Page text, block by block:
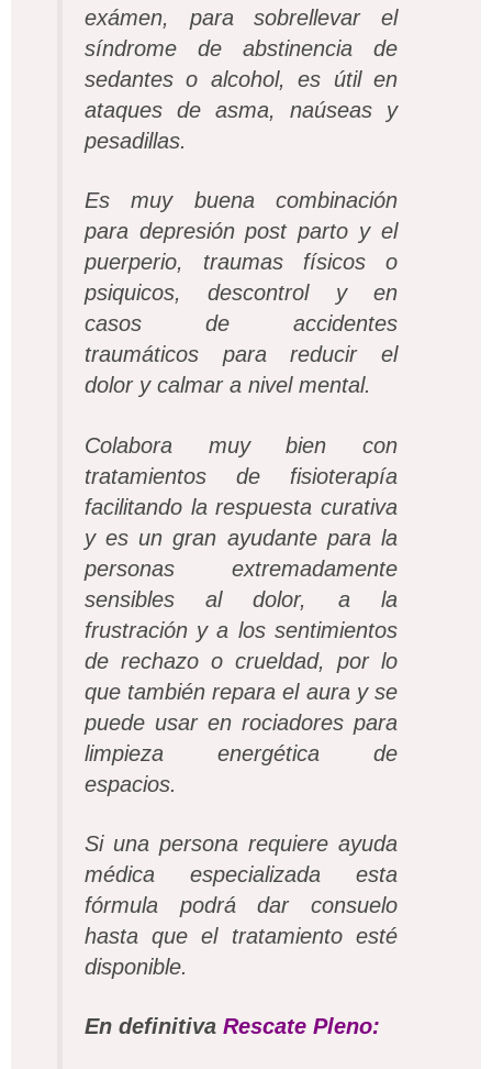
exámen, para sobrellevar el
síndrome de abstinencia de
sedantes o alcohol, es útil en
ataques de asma, naúseas y
pesadillas.
Es muy buena combinación
para depresión post parto y el
puerperio, traumas físicos o
psiquicos, descontrol y en
casos de accidentes
traumáticos para reducir el
dolor y calmar a nivel mental.
Colabora muy bien con
tratamientos de fisioterapía
facilitando la respuesta curativa
y es un gran ayudante para la
personas extremadamente
sensibles al dolor, a la
frustración y a los sentimientos
de rechazo o crueldad, por lo
que también repara el aura y se
puede usar en rociadores para
limpieza energética de
espacios.
Si una persona requiere ayuda
médica especializada esta
fórmula podrá dar consuelo
hasta que el tratamiento esté
disponible.
En definitiva Rescate Pleno: